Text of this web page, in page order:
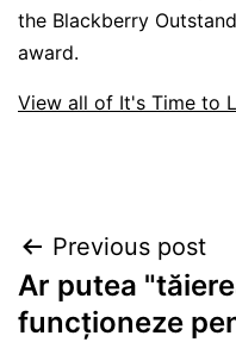
the Blackberry
award.
View all of It's Time to
Post
navigation
Previous post
Ar putea
funcționeze